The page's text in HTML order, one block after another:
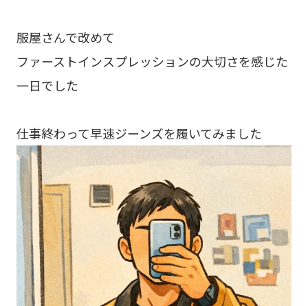
服屋さんで改めて
ファーストインスプレッションの大切さを感じた
一日でした
仕事終わって早速ジーンズを履いてみました